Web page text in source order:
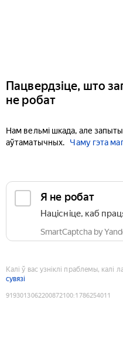
Пацвердзіце, што
не робат
Нам вельмі шкада, але
аўтаматычных.
Чаму гэта
Я не робат
Націсніце, каб
SmartCaptcha by
Калі ў вас узніклі праблемы, калі
сувязі
9193013062200872100:1786254011